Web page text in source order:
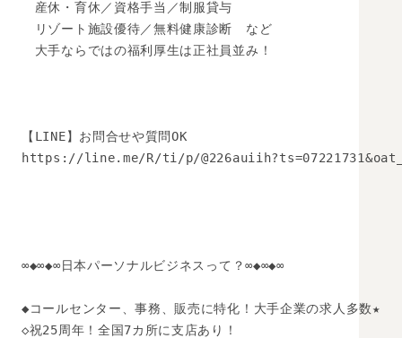
産休・育休／資格手当／制服貸与
リゾート施設優待／無料健康診断　など
大手ならではの福利厚生は正社員並み！
【LINE】お問合せや質問OK
https://line.me/R/ti/p/
∞◆∞◆∞日本パーソナルビジネスって？∞◆∞◆∞
◆コールセンター、事務、販売に特化！大手企業の求人多数★
◇祝25周年！全国7カ所に支店あり！